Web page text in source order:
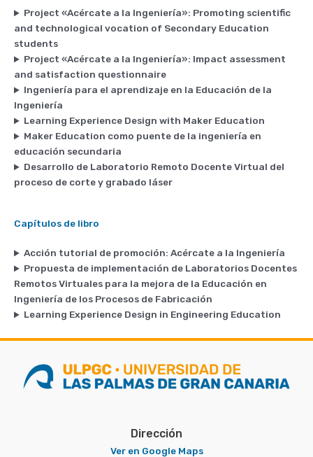
Project «Acércate a la Ingeniería»: Promoting scientific
and technological vocation of Secondary Education
students
Project «Acércate a la Ingeniería»: Impact assessment
and satisfaction questionnaire
Ingeniería para el aprendizaje en la Educación de la
Ingeniería
Learning Experience Design with Maker Education
Maker Education como puente de la ingeniería en
educación secundaria
Desarrollo de Laboratorio Remoto Docente Virtual del
proceso de corte y grabado láser
Capítulos de libro
Acción tutorial de promoción: Acércate a la Ingeniería
Propuesta de implementación de Laboratorios Docentes
Remotos Virtuales para la mejora de la Educación en
Ingeniería de los Procesos de Fabricación
Learning Experience Design in Engineering Education
Dirección
Ver en Google Maps